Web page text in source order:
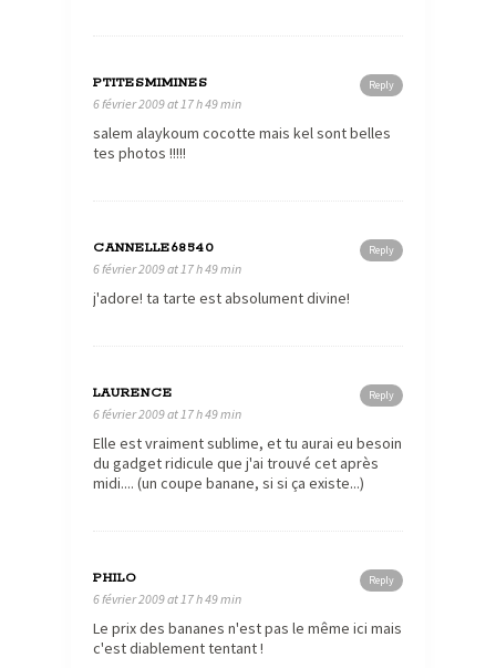
Reply
PTITESMIMINES
6 février 2009 at 17 h 49 min
salem alaykoum cocotte mais kel sont belles
tes photos !!!!!
Reply
CANNELLE68540
6 février 2009 at 17 h 49 min
j'adore! ta tarte est absolument divine!
Reply
LAURENCE
6 février 2009 at 17 h 49 min
Elle est vraiment sublime, et tu aurai eu besoin
du gadget ridicule que j'ai trouvé cet après
midi.... (un coupe banane, si si ça existe...)
Reply
PHILO
6 février 2009 at 17 h 49 min
Le prix des bananes n'est pas le même ici mais
c'est diablement tentant !